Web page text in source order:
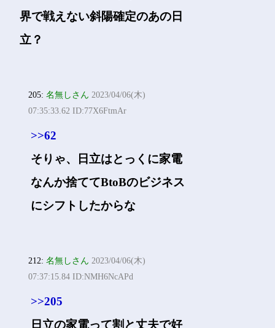
界で戦えない斜陽確定のあの日
立？
205:名無しさん 2023/04/06(木)
07:35:33.62 ID:77X6FtmAr
>>62
そりゃ、日立はとっくに家電
なんか捨ててBtoBのビジネス
にシフトしたからな
212:名無しさん 2023/04/06(木)
07:37:15.84 ID:NMH6NcAPd
>>205
日立の家電って割と丈夫で好